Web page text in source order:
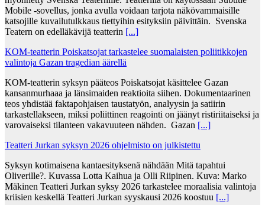
Mobile -sovellus, jonka avulla voidaan tarjota näkövammaisille
katsojille kuvailutulkkaus tiettyihin esityksiin päivittäin. Svenska
Teatern on edelläkävijä teatterin [...]
KOM-teatterin Poiskatsojat tarkastelee suomalaisten poliitikkojen
valintoja Gazan tragedian äärellä
KOM-teatterin syksyn pääteos Poiskatsojat käsittelee Gazan
kansanmurhaaa ja länsimaiden reaktioita siihen. Dokumentaarinen
teos yhdistää faktapohjaisen taustatyön, analyysin ja satiirin
tarkastellakseen, miksi poliittinen reagointi on jäänyt ristiriitaiseksi ja
varovaiseksi tilanteen vakavuuteen nähden. Gazan [...]
Teatteri Jurkan syksyn 2026 ohjelmisto on julkistettu
Syksyn kotimaisena kantaesityksenä nähdään Mitä tapahtui
Oliverille?. Kuvassa Lotta Kaihua ja Olli Riipinen. Kuva: Marko
Mäkinen Teatteri Jurkan syksy 2026 tarkastelee moraalisia valintoja
kriisien keskellä Teatteri Jurkan syyskausi 2026 koostuu [...]